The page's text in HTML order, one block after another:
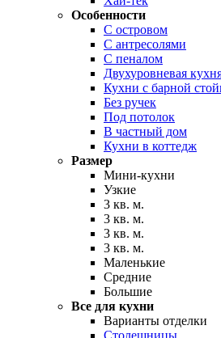
Особенности
С островом
С антресолями
С пеналом
Двухуровневая
Кухни с барной
Без ручек
Под потолок
В частный дом
Кухни в коттедж
Размер
Мини-кухни
Узкие
3 кв. м.
3 кв. м.
3 кв. м.
3 кв. м.
Маленькие
Средние
Большие
Все для кухни
Варианты отделки
Столешницы